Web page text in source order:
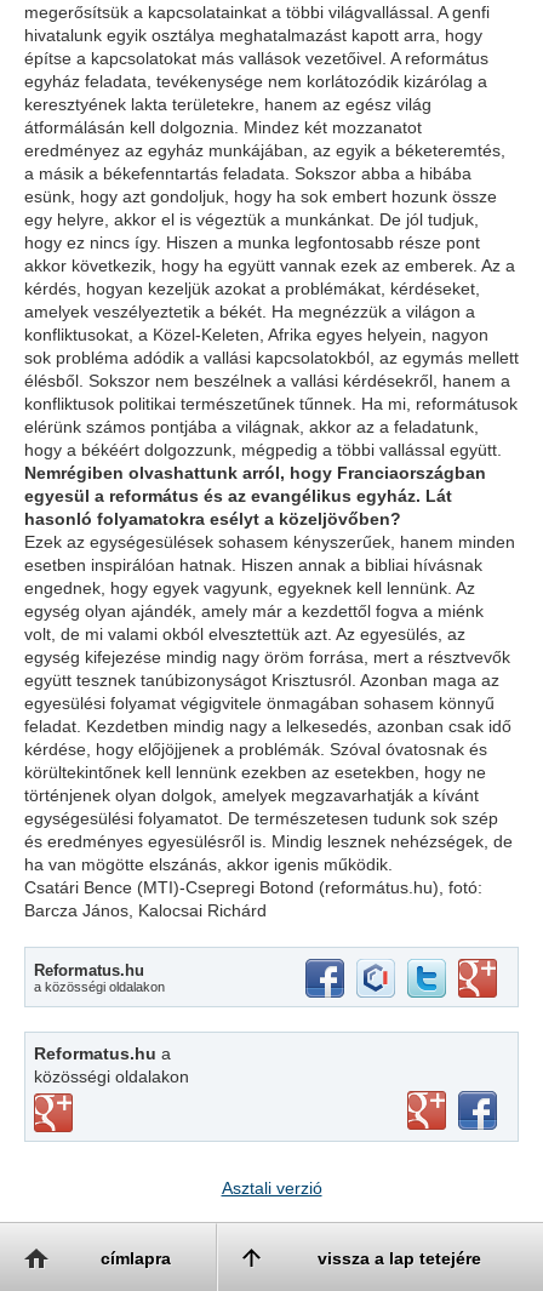
megerősítsük a kapcsolatainkat a többi világvallással. A genfi
hivatalunk egyik osztálya meghatalmazást kapott arra, hogy
építse a kapcsolatokat más vallások vezetőivel. A református
egyház feladata, tevékenysége nem korlátozódik kizárólag a
keresztyének lakta területekre, hanem az egész világ
átformálásán kell dolgoznia. Mindez két mozzanatot
eredményez az egyház munkájában, az egyik a béketeremtés,
a másik a békefenntartás feladata. Sokszor abba a hibába
esünk, hogy azt gondoljuk, hogy ha sok embert hozunk össze
egy helyre, akkor el is végeztük a munkánkat. De jól tudjuk,
hogy ez nincs így. Hiszen a munka legfontosabb része pont
akkor következik, hogy ha együtt vannak ezek az emberek. Az a
kérdés, hogyan kezeljük azokat a problémákat, kérdéseket,
amelyek veszélyeztetik a békét. Ha megnézzük a világon a
konfliktusokat, a Közel-Keleten, Afrika egyes helyein, nagyon
sok probléma adódik a vallási kapcsolatokból, az egymás mellett
élésből. Sokszor nem beszélnek a vallási kérdésekről, hanem a
konfliktusok politikai természetűnek tűnnek. Ha mi, reformátusok
elérünk számos pontjába a világnak, akkor az a feladatunk,
hogy a békéért dolgozzunk, mégpedig a többi vallással együtt.
Nemrégiben olvashattunk arról, hogy Franciaországban
egyesül a református és az evangélikus egyház. Lát
hasonló folyamatokra esélyt a közeljövőben?
Ezek az egységesülések sohasem kényszerűek, hanem minden
esetben inspirálóan hatnak. Hiszen annak a bibliai hívásnak
engednek, hogy egyek vagyunk, egyeknek kell lennünk. Az
egység olyan ajándék, amely már a kezdettől fogva a miénk
volt, de mi valami okból elvesztettük azt. Az egyesülés, az
egység kifejezése mindig nagy öröm forrása, mert a résztvevők
együtt tesznek tanúbizonyságot Krisztusról. Azonban maga az
egyesülési folyamat végigvitele önmagában sohasem könnyű
feladat. Kezdetben mindig nagy a lelkesedés, azonban csak idő
kérdése, hogy előjöjjenek a problémák. Szóval óvatosnak és
körültekintőnek kell lennünk ezekben az esetekben, hogy ne
történjenek olyan dolgok, amelyek megzavarhatják a kívánt
egységesülési folyamatot. De természetesen tudunk sok szép
és eredményes egyesülésről is. Mindig lesznek nehézségek, de
ha van mögötte elszánás, akkor igenis működik.
Csatári Bence (MTI)-Csepregi Botond (református.hu), fotó:
Barcza János, Kalocsai Richárd
Reformatus.hu
a közösségi oldalakon
Reformatus.hu a
közösségi oldalakon
Asztali verzió
címlapra vissza a lap tetejére